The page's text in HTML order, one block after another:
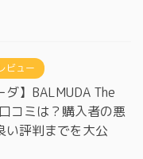
ビュー
ダ】BALMUDA The
コミは？購入者の悪
い評判までを大公